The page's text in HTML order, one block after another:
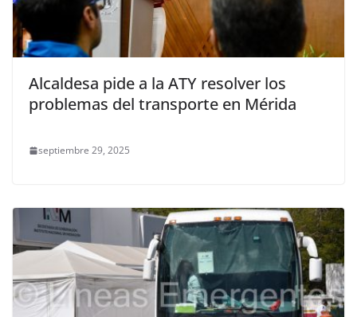
Alcaldesa pide a la ATY resolver los
problemas del transporte en Mérida
septiembre 29, 2025